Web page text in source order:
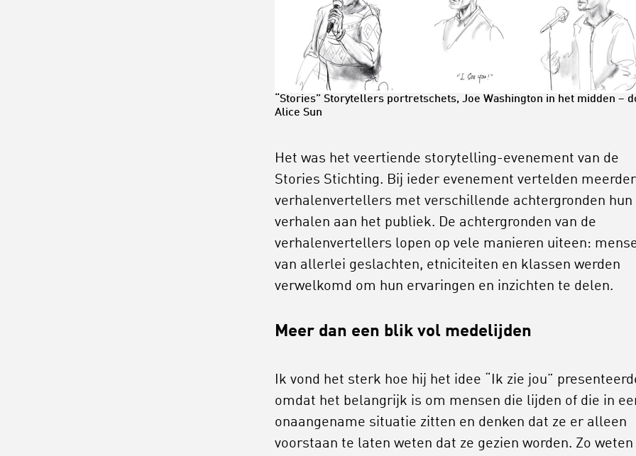
“Stories” Storytellers portretschets, Joe Washington in het midden –
Alice Sun
Het was het veertiende storytelling-evenement van de
Stories Stichting. Bij ieder evenement vertelden
verhalenvertellers met verschillende achtergronden hun
verhalen aan het publiek. De achtergronden van de
verhalenvertellers lopen op vele manieren uiteen:
van allerlei geslachten, etniciteiten en klassen werden
verwelkomd om hun ervaringen en inzichten te delen.
Meer dan een blik vol medelijden
Ik vond het sterk hoe hij het idee “Ik zie jou”
omdat het belangrijk is om mensen die lijden of die in
onaangename situatie zitten en denken dat ze er alleen
voorstaan te laten weten dat ze gezien worden. Zo weten